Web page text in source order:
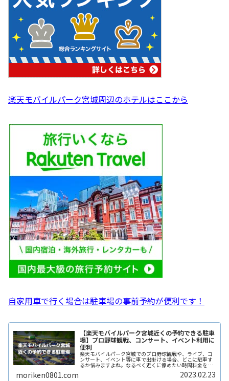
楽天モバイルパーク宮城周辺のホテルはここから
自家用車で行く場合は駐車場の事前予約が便利です！
【楽天モバイルパーク宮城近くの予約できる駐車
場】プロ野球観戦、コンサート、イベント利用に
便利
楽天モバイルパーク宮城でのプロ野球観戦や、ライブ、コ
ンサート、イベント等に車で出掛ける場合、どこに駐車す
るか悩みますよね。なるべく近くに停めたい時間料金を気
にせずイベントを楽しみたい駐車場を探すのに時間をかけ
たくない自由に入出庫がしたい帰りReadMore...
moriken0801.com 2023.02.23